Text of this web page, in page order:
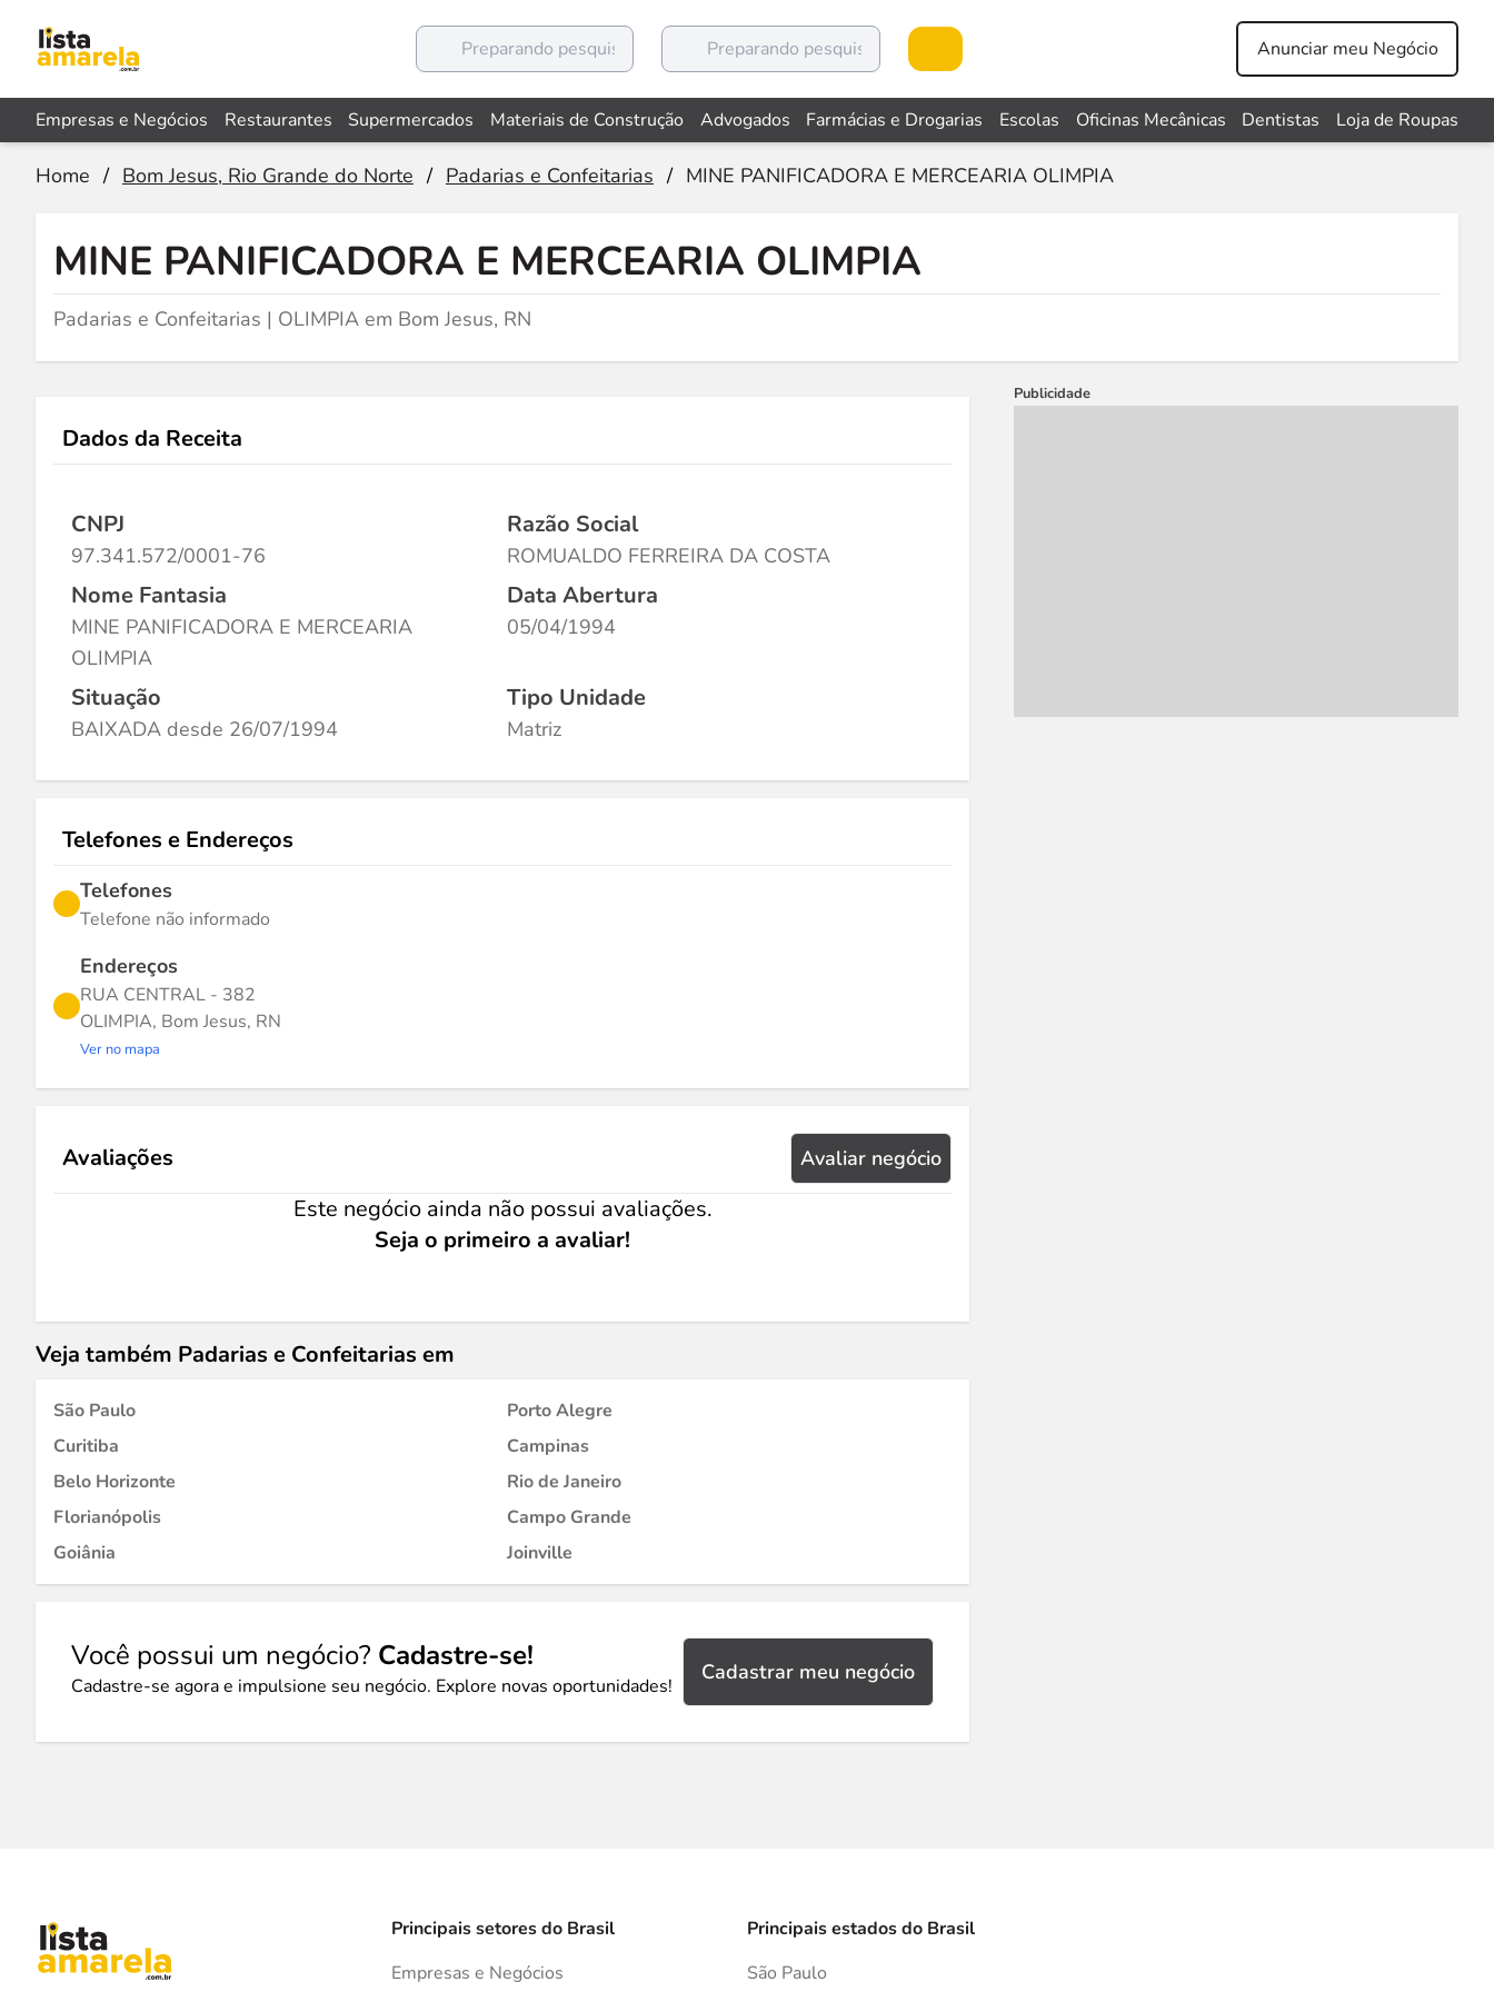
Anunciar meu Negócio
Empresas e Negócios Restaurantes Supermercados Materiais de Construção Advogados Farmácias e Drogarias Escolas Oficinas Mecânicas Dentistas Loja de Roupas
Home / Bom Jesus, Rio Grande do Norte / Padarias e Confeitarias / MINE PANIFICADORA E MERCEARIA OLIMPIA
MINE PANIFICADORA E MERCEARIA OLIMPIA
Padarias e Confeitarias | OLIMPIA em Bom Jesus, RN
Dados da Receita
CNPJ
97.341.572/0001-76
Razão Social
ROMUALDO FERREIRA DA COSTA
Nome Fantasia
MINE PANIFICADORA E MERCEARIA
OLIMPIA
Data Abertura
05/04/1994
Situação
BAIXADA desde 26/07/1994
Tipo Unidade
Matriz
Telefones e Endereços
Telefones
Telefone não informado
Endereços
RUA CENTRAL - 382
OLIMPIA, Bom Jesus, RN
Ver no mapa
Avaliações Avaliar negócio
Este negócio ainda não possui avaliações.
Seja o primeiro a avaliar!
Veja também Padarias e Confeitarias em
São Paulo
Porto Alegre
Curitiba
Campinas
Belo Horizonte
Rio de Janeiro
Florianópolis
Campo Grande
Goiânia
Joinville
Você possui um negócio? Cadastre-se!
Cadastre-se agora e impulsione seu negócio. Explore novas oportunidades!
Cadastrar meu negócio
Publicidade
Principais setores do Brasil
Empresas e Negócios
Principais estados do Brasil
São Paulo